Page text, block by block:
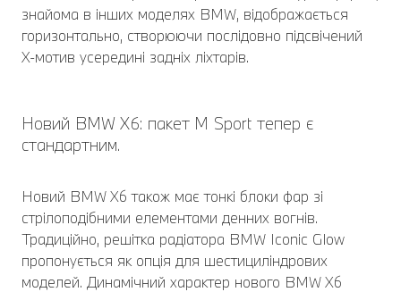
знайома в інших моделях BMW, відображається
горизонтально, створюючи послідовно підсвічений
X-мотив усередині задніх ліхтарів.
Новий BMW X6: пакет M Sport тепер є
стандартним.
Новий BMW X6 також має тонкі блоки фар зі
стрілоподібними елементами денних вогнів.
Традиційно, решітка радіатора BMW Iconic Glow
пропонується як опція для шестициліндрових
моделей. Динамічний характер нового BMW X6